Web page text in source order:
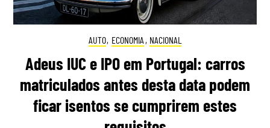
AUTO, ECONOMIA , NACIONAL
Adeus IUC e IPO em Portugal: carros
matriculados antes desta data podem
ficar isentos se cumprirem estes